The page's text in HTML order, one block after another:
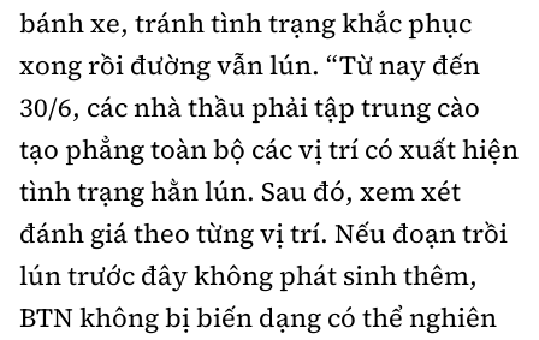
bánh xe, tránh tình trạng khắc phục
xong rồi đường vẫn lún. “Từ nay đến
30/6, các nhà thầu phải tập trung cào
tạo phẳng toàn bộ các vị trí có xuất hiện
tình trạng hằn lún. Sau đó, xem xét
đánh giá theo từng vị trí. Nếu đoạn trồi
lún trước đây không phát sinh thêm,
BTN không bị biến dạng có thể nghiên